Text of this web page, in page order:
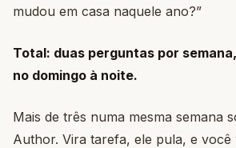
mudou em casa naquele ano?”
Total: duas perguntas por
no domingo à noite.
Mais de três numa mesma semana
Author. Vira tarefa, ele pula, e você